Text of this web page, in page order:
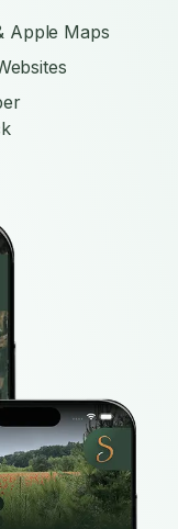
Apple Maps